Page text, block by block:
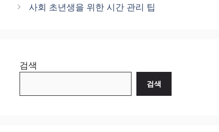
사회 초년생을 위한 시간 관리 팁
검색
검색